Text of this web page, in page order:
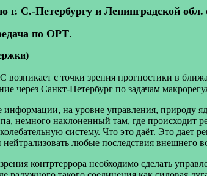
С.-Петербургу и Ленинградской обл.
по ОРТ.
с точки зрения прогностики в
через Санкт-Петербург по задачам
на уровне управления, природу
немного наклоненный там, где происходит
систему. Что это даёт. Это дает
любые последствия внешнего
контртеррора необходимо сделать